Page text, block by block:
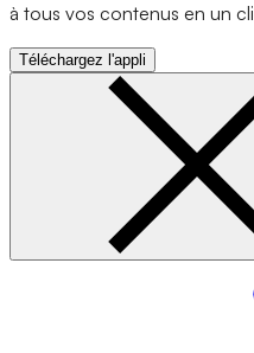
à tous vos contenus en un
Téléchargez l'appli